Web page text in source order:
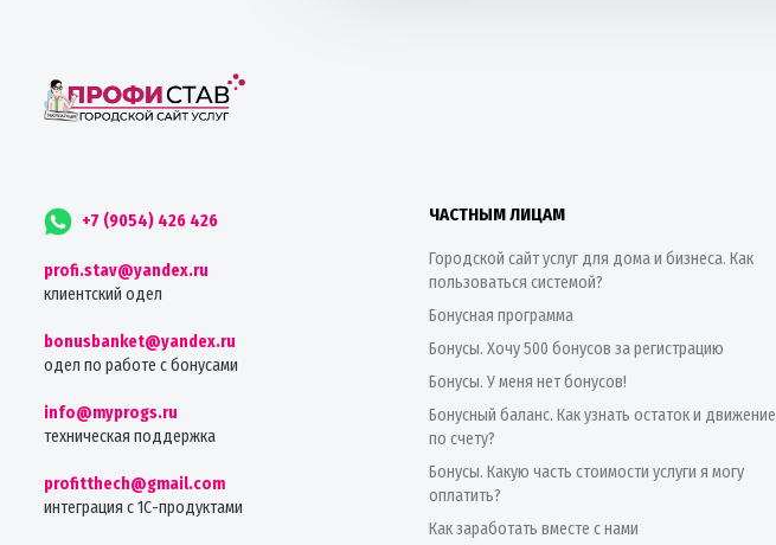
+7 (9054) 426 426
profi.stav@yandex.ru
клиентский одел
bonusbanket@yandex.ru
одел по работе с бонусами
info@myprogs.ru
техническая поддержка
profitthech@gmail.com
интеграция с 1С-продуктами
ЧАСТНЫМ ЛИЦАМ
Городской сайт услуг для дома и бизнеса. Как
пользоваться системой?
Бонусная программа
Бонусы. Хочу 500 бонусов за регистрацию
Бонусы. У меня нет бонусов!
Бонусный баланс. Как узнать остаток и движение
по счету?
Бонусы. Какую часть стоимости услуги я могу
оплатить?
Как заработать вместе с нами